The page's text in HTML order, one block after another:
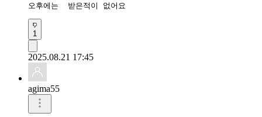
오후에는  받은적이 없어요
1
2025.08.21 17:45
agima55